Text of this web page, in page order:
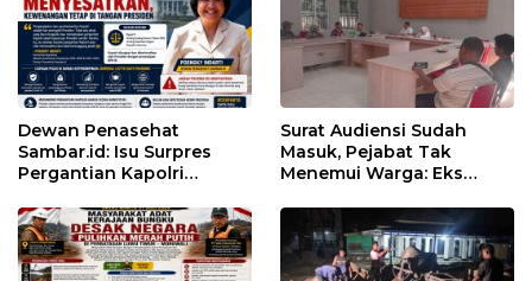
Dewan Penasehat
Sambar.id: Isu Surpres
Pergantian Kapolri
Kewenangan Mutlak di
Tangan Presiden
Surat Audiensi Sudah
Masuk, Pejabat Tak
Menemui Warga: Eks
Pelayanan Dinas
Transmigrasi Luwu Timur